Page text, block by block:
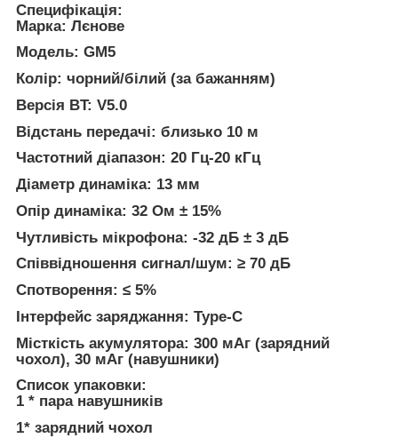
Специфікація:
Марка: Лєнове
Модель: GM5
Колір: чорний/білий (за бажанням)
Версія BT: V5.0
Відстань передачі: близько 10 м
Частотний діапазон: 20 Гц-20 кГц
Діаметр динаміка: 13 мм
Опір динаміка: 32 Ом ± 15%
Чутливість мікрофона: -32 дБ ± 3 дБ
Співвідношення сигнал/шум: ≥ 70 дБ
Спотворення: ≤ 5%
Інтерфейс заряджання: Type-C
Місткість акумулятора: 300 мАг (зарядний
чохол), 30 мАг (навушники)
Список упаковки:
1 * пара навушників
1* зарядний чохол